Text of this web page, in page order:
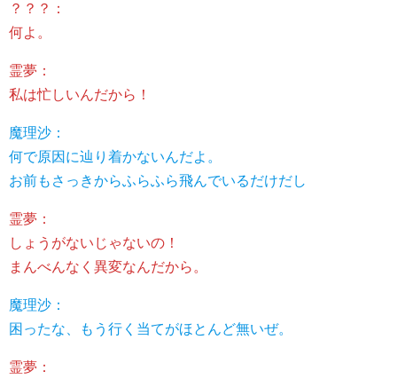
？？？：
何よ。
霊夢：
私は忙しいんだから！
魔理沙：
何で原因に辿り着かないんだよ。
お前もさっきからふらふら飛んでいるだけだし
霊夢：
しょうがないじゃないの！
まんべんなく異変なんだから。
魔理沙：
困ったな、もう行く当てがほとんど無いぜ。
霊夢：